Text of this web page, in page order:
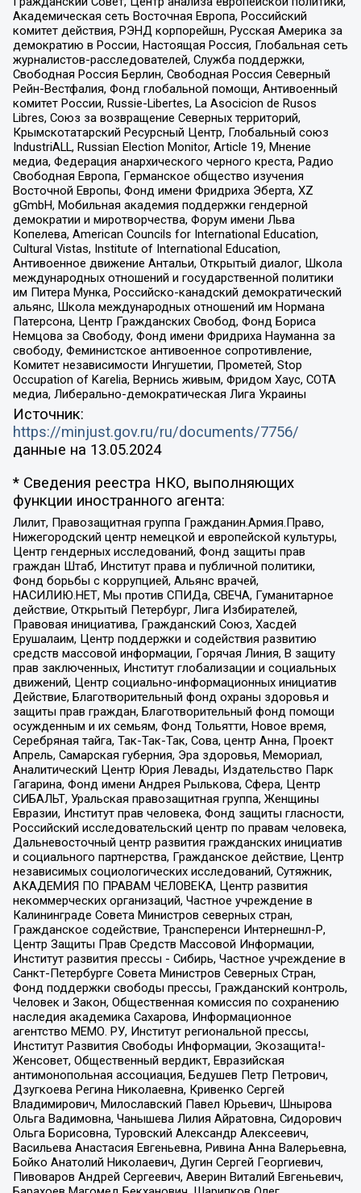
Академическая сеть Восточная Европа, Российский
комитет действия, РЭНД корпорейшн, Русская Америка за
демократию в России, Настоящая Россия, Глобальная сеть
журналистов-расследователей, Служба поддержки,
Свободная Россия Берлин, Свободная Россия Северный
Рейн-Вестфалия, Фонд глобальной помощи, Антивоенный
комитет России, Russie-Libertes, La Asocicion de Rusos
Libres, Союз за возвращение Северных территорий,
Крымскотатарский Ресурсный Центр, Глобальный союз
IndustriALL, Russian Election Monitor, Article 19, Мнение
медиа, Федерация анархического черного креста, Радио
Свободная Европа, Германское общество изучения
Восточной Европы, Фонд имени Фридриха Эберта, XZ
gGmbH, Мобильная академия поддержки гендерной
демократии и миротворчества, Форум имени Льва
Копелева, American Councils for International Education,
Cultural Vistas, Institute of International Education,
Антивоенное движение Антальи, Открытый диалог, Школа
международных отношений и государственной политики
им Питера Мунка, Российско-канадский демократический
альянс, Школа международных отношений им Нормана
Патерсона, Центр Гражданских Свобод, Фонд Бориса
Немцова за Свободу, Фонд имени Фридриха Науманна за
свободу, Феминистское антивоенное сопротивление,
Комитет независимости Ингушетии, Прометей, Stop
Occupation of Karelia, Вернись живым, Фридом Хаус, СОТА
медиа, Либерально-демократическая Лига Украины
Источник:
https://minjust.gov.ru/ru/documents/7756/
данные на 13.05.2024
* Сведения реестра НКО, выполняющих
функции иностранного агента:
Лилит, Правозащитная группа Гражданин.Армия.Право,
Нижегородский центр немецкой и европейской культуры,
Центр гендерных исследований, Фонд защиты прав
граждан Штаб, Институт права и публичной политики,
Фонд борьбы с коррупцией, Альянс врачей,
НАСИЛИЮ.НЕТ, Мы против СПИДа, СВЕЧА, Гуманитарное
действие, Открытый Петербург, Лига Избирателей,
Правовая инициатива, Гражданский Союз, Хасдей
Ерушалаим, Центр поддержки и содействия развитию
средств массовой информации, Горячая Линия, В защиту
прав заключенных, Институт глобализации и социальных
движений, Центр социально-информационных инициатив
Действие, Благотворительный фонд охраны здоровья и
защиты прав граждан, Благотворительный фонд помощи
осужденным и их семьям, Фонд Тольятти, Новое время,
Серебряная тайга, Так-Так-Так, Сова, центр Анна, Проект
Апрель, Самарская губерния, Эра здоровья, Мемориал,
Аналитический Центр Юрия Левады, Издательство Парк
Гагарина, Фонд имени Андрея Рылькова, Сфера, Центр
СИБАЛЬТ, Уральская правозащитная группа, Женщины
Евразии, Институт прав человека, Фонд защиты гласности,
Российский исследовательский центр по правам человека,
Дальневосточный центр развития гражданских инициатив
и социального партнерства, Гражданское действие, Центр
независимых социологических исследований, Сутяжник,
АКАДЕМИЯ ПО ПРАВАМ ЧЕЛОВЕКА, Центр развития
некоммерческих организаций, Частное учреждение в
Калининграде Совета Министров северных стран,
Гражданское содействие, Трансперенси Интернешнл-Р,
Центр Защиты Прав Средств Массовой Информации,
Институт развития прессы - Сибирь, Частное учреждение в
Санкт-Петербурге Совета Министров Северных Стран,
Фонд поддержки свободы прессы, Гражданский контроль,
Человек и Закон, Общественная комиссия по сохранению
наследия академика Сахарова, Информационное
агентство МЕМО. РУ, Институт региональной прессы,
Институт Развития Свободы Информации, Экозащита!-
Женсовет, Общественный вердикт, Евразийская
антимонопольная ассоциация, Бедушев Петр Петрович,
Дзугкоева Регина Николаевна, Кривенко Сергей
Владимирович, Милославский Павел Юрьевич, Шнырова
Ольга Вадимовна, Чанышева Лилия Айратовна, Сидорович
Ольга Борисовна, Туровский Александр Алексеевич,
Васильева Анастасия Евгеньевна, Ривина Анна Валерьевна,
Бойко Анатолий Николаевич, Дугин Сергей Георгиевич,
Пивоваров Андрей Сергеевич, Аверин Виталий Евгеньевич,